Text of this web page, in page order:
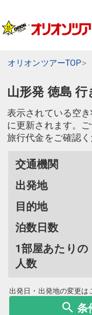
オリオンツアーTOP
山形発 徳島
表示されている空
に更新されます。
旅行代金をご確認く
交通機関
出発地
目的地
泊数日数
1部屋あたりの
人数
出発日・出発地の変更は
条